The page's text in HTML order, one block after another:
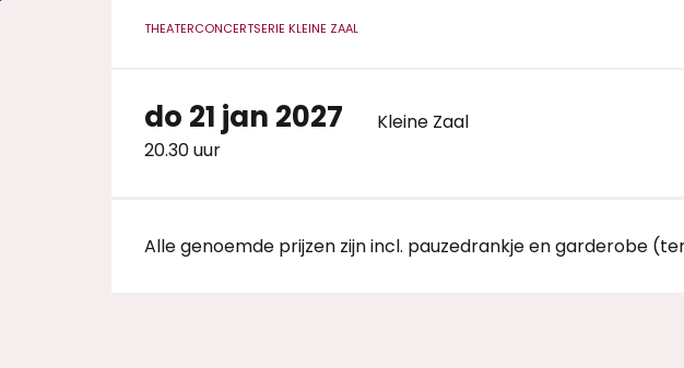
THEATERCONCERTSERIE KLEINE ZAAL
do 21 jan 2027
20.30 uur
Kleine Zaal
Alle genoemde prijzen zijn incl. pauzedrankje en garderobe